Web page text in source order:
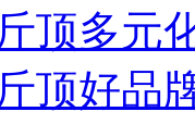
顶多元
顶好品